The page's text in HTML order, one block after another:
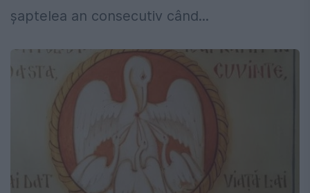
șaptelea an consecutiv când...